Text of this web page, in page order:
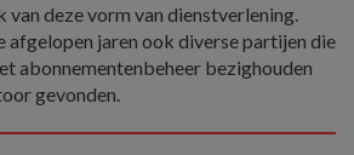
deze vorm van dienstverlening.
afgelopen jaren ook diverse partijen die
abonnementenbeheer bezighouden
gevonden.